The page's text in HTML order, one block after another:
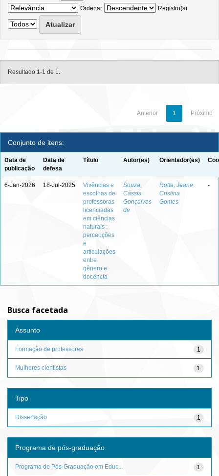
Ordenar
Registro(s)
Resultado 1-1 de 1.
Anterior 1 Próximo
Conjunto de itens:
Data de
publicação
Data de
defesa
Título Autor(es) Orientador(es)
6-Jan-2026 18-Jul-2025
Vivências e
escolhas de
professoras
licenciadas
em ciências
naturais :
percepções
e
articulações
entre
gênero e
docência
Souza,
Cássia
Gonçalves
de
Rotta, Jeane
Cristina
Gomes
-
Busca facetada
Assunto
1
Formação de professores
1
Mulheres cientistas
Tipo
1
Dissertação
Programa de pós-graduação
1
Programa de Pós-Graduação em Educ...